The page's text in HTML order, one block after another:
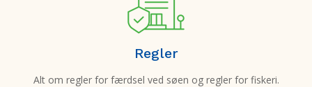
Regler
Alt om regler for færdsel ved søen og regler for fiskeri.